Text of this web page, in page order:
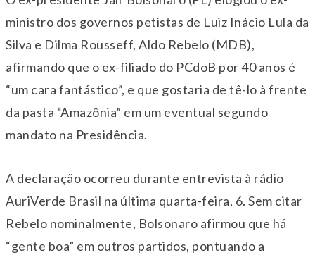
ministro dos governos petistas de Luiz Inácio Lula da
Silva e Dilma Rousseff, Aldo Rebelo (MDB),
afirmando que o ex-filiado do PCdoB por 40 anos é
“um cara fantástico”, e que gostaria de tê-lo à frente
da pasta “Amazônia” em um eventual segundo
mandato na Presidência.
A declaração ocorreu durante entrevista à rádio
AuriVerde Brasil na última quarta-feira, 6. Sem citar
Rebelo nominalmente, Bolsonaro afirmou que há
“gente boa” em outros partidos, pontuando a